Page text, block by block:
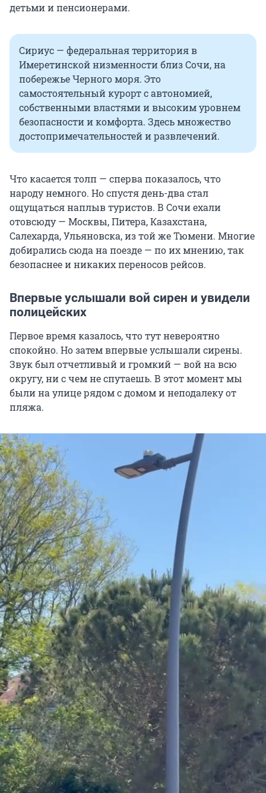
детьми и пенсионерами.
Сириус — федеральная территория в
Имеретинской низменности близ Сочи, на
побережье Черного моря. Это
самостоятельный курорт с автономией,
собственными властями и высоким уровнем
безопасности и комфорта. Здесь множество
достопримечательностей и развлечений.
Что касается толп — сперва показалось, что
народу немного. Но спустя день-два стал
ощущаться наплыв туристов. В Сочи ехали
отовсюду — Москвы, Питера, Казахстана,
Салехарда, Ульяновска, из той же Тюмени. Многие
добирались сюда на поезде — по их мнению, так
безопаснее и никаких переносов рейсов.
Впервые услышали вой сирен и увидели
полицейских
Первое время казалось, что тут невероятно
спокойно. Но затем впервые услышали сирены.
Звук был отчетливый и громкий — вой на всю
округу, ни с чем не спутаешь. В этот момент мы
были на улице рядом с домом и неподалеку от
пляжа.